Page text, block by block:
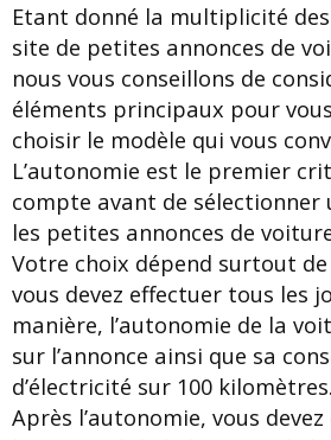
Etant donné la multiplicité
site de petites annonces de
nous vous conseillons de
éléments principaux pour
choisir le modèle qui vous
L’autonomie est le premier
compte avant de sélectionner
les petites annonces de
Votre choix dépend surtout
vous devez effectuer tous les
manière, l’autonomie de la
sur l’annonce ainsi que sa
d’électricité sur 100 kilomètres.
Après l’autonomie, vous